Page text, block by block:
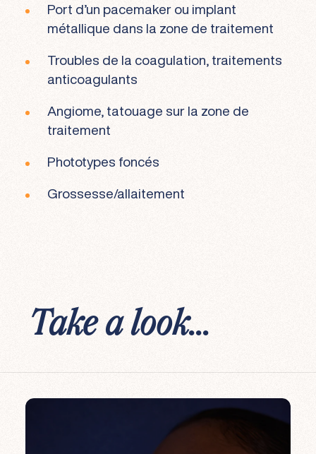
Port d’un pacemaker ou implant
métallique dans la zone de traitement
Troubles de la coagulation, traitements
anticoagulants
Angiome, tatouage sur la zone de
traitement
Phototypes foncés
Grossesse/allaitement
Take a look...
Coup d'éclat
Rides & ridules
Lésions cutanées bénignes
Le DiagnoSkin
Radiofréquence microneedling
Traitement LaseMD™️